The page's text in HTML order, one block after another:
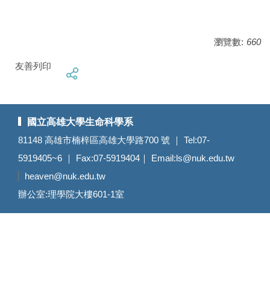
瀏覽數: 660
友善列印
國立高雄大學生命科學系
81148 高雄市楠梓區高雄大學路700 號 ｜ Tel:07-
5919405~6 ｜ Fax:07-5919404｜ Email:ls@nuk.edu.tw
heaven@nuk.edu.tw
辦公室:理學院大樓601-1室